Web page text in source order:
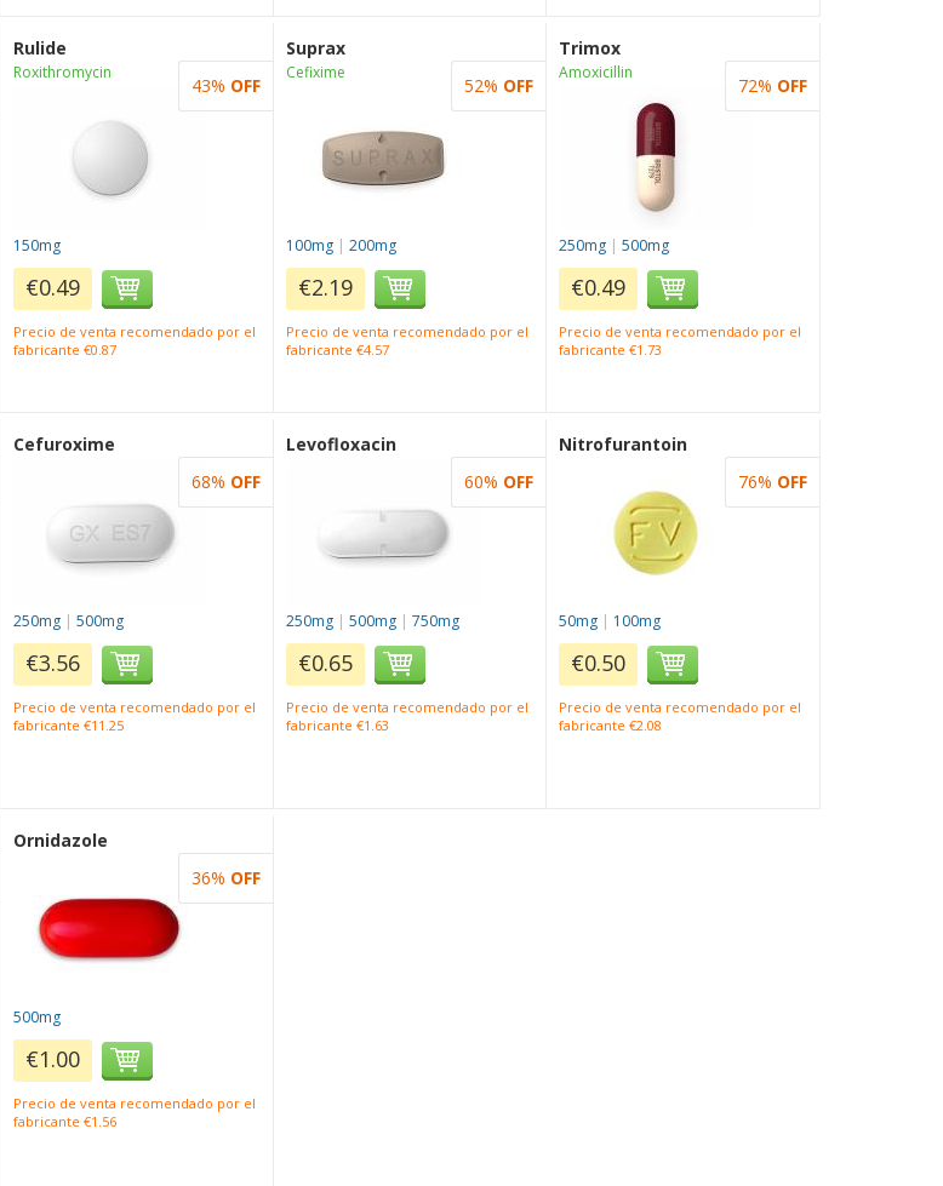
Rulide
Roxithromycin
150mg
€0.49
Precio de venta recomendado por el
fabricante €0.87
43% OFF
Suprax
Cefixime
100mg | 200mg
€2.19
Precio de venta recomendado por el
fabricante €4.57
52% OFF
Trimox
Amoxicillin
250mg |500mg
€0.49
Precio de venta recomendado por el
fabricante €1.73
72% OFF
Cefuroxime
250mg| 500mg
€3.56
Precio de venta recomendado por el
fabricante €11.25
68% OFF
Levofloxacin
250mg | 500mg | 750mg
€0.65
Precio de venta recomendado por el
fabricante €1.63
60% OFF
Nitrofurantoin
50mg | 100mg
€0.50
Precio de venta recomendado por el
fabricante €2.08
76% OFF
Ornidazole
500mg
€1.00
Precio de venta recomendado por el
fabricante €1.56
36% OFF